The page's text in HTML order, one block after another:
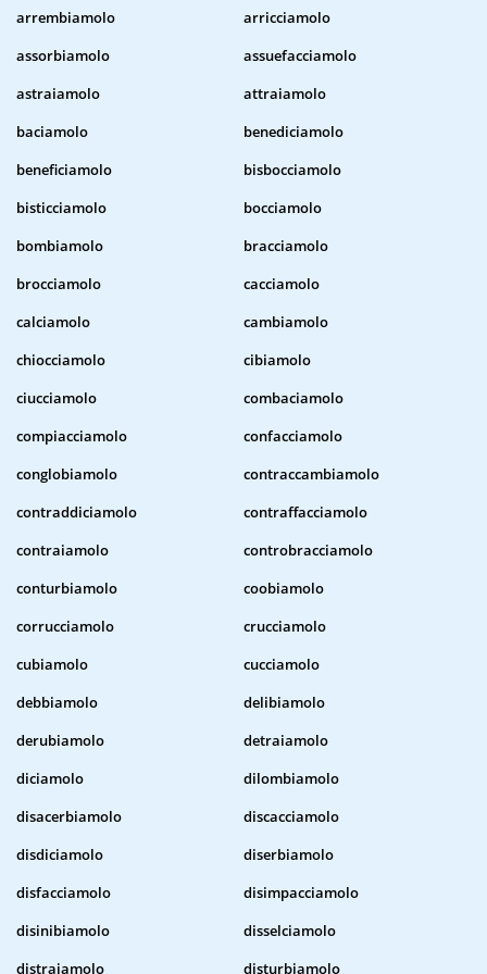
arrembiamolo
arricciamolo
assorbiamolo
assuefacciamolo
astraiamolo
attraiamolo
baciamolo
benediciamolo
beneficiamolo
bisbocciamolo
bisticciamolo
bocciamolo
bombiamolo
bracciamolo
brocciamolo
cacciamolo
calciamolo
cambiamolo
chiocciamolo
cibiamolo
ciucciamolo
combaciamolo
compiacciamolo
confacciamolo
conglobiamolo
contraccambiamolo
contraddiciamolo
contraffacciamolo
contraiamolo
controbracciamolo
conturbiamolo
coobiamolo
corrucciamolo
crucciamolo
cubiamolo
cucciamolo
debbiamolo
delibiamolo
derubiamolo
detraiamolo
diciamolo
dilombiamolo
disacerbiamolo
discacciamolo
disdiciamolo
diserbiamolo
disfacciamolo
disimpacciamolo
disinibiamolo
disselciamolo
distraiamolo
disturbiamolo